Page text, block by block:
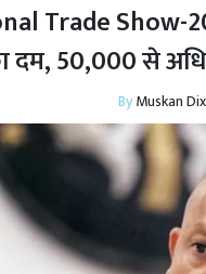
Trade Show-
दम, 50,000 से
ByMuskan